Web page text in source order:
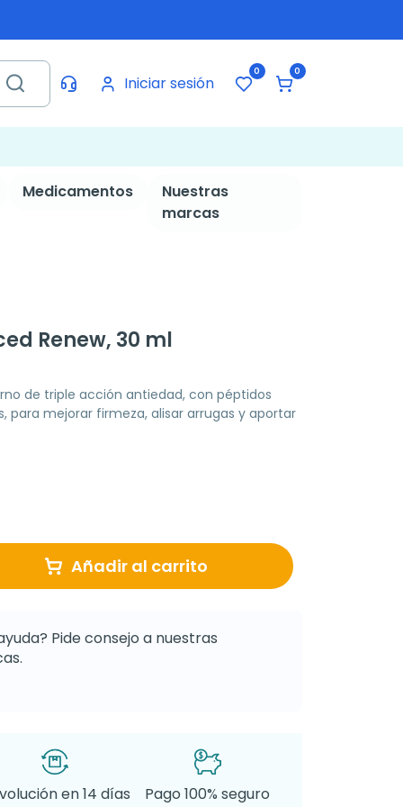
Iniciar sesión
0 0
Medicamentos
Nuestras
marcas
Renew, 30 ml
de triple acción antiedad, con péptidos
para mejorar firmeza, alisar arrugas y aportar
Añadir al carrito
Pide consejo a nuestras
en 14 días
Pago 100% seguro